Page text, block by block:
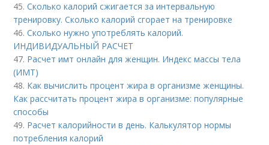
45.Сколько калорий сжигается за интервальную
тренировку. Сколько калорий сгорает на тренировке
46.Сколько нужно употреблять калорий.
ИНДИВИДУАЛЬНЫЙ РАСЧЕТ
47. Расчет имт онлайн для женщин. Индекс массы тела
(ИМТ)
48. Как вычислить процент жира в организме женщины.
Как рассчитать процент жира в организме: популярные
способы
49. Расчет калорийности в день. Калькулятор нормы
потребления калорий